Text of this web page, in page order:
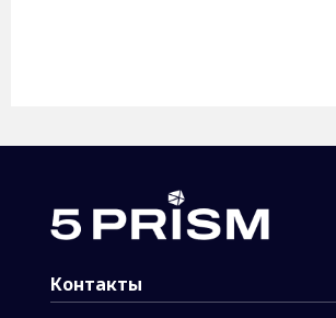
Контакты